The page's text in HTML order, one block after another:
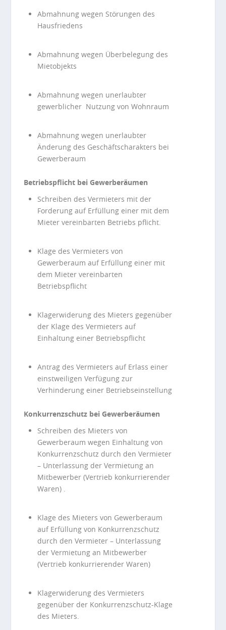
Abmahnung wegen Störungen des
Hausfriedens
Abmahnung wegen Überbelegung des
Mietobjekts
Abmahnung wegen unerlaubter
gewerblicher Nutzung von Wohnraum
Abmahnung wegen unerlaubter
Änderung des Geschäftscharakters bei
Gewerberaum
Betriebspflicht bei Gewerberäumen
Schreiben des Vermieters mit der
Forderung auf Erfüllung einer mit dem
Mieter vereinbarten Betriebs pflicht.
Klage des Vermieters von
Gewerberaum auf Erfüllung einer mit
dem Mieter vereinbarten
Betriebspflicht
Klagerwiderung des Mieters gegenüber
der Klage des Vermieters auf
Einhaltung einer Betriebspflicht
Antrag des Vermieters auf Erlass einer
einstweiligen Verfügung zur
Verhinderung einer Betriebseinstellung
Konkurrenzschutz bei Gewerberäumen
Schreiben des Mieters von
Gewerberaum wegen Einhaltung von
Konkurrenzschutz durch den Vermieter
– Unterlassung der Vermietung an
Mitbewerber (Vertrieb konkurrierender
Waren) .
Klage des Mieters von Gewerberaum
auf Erfüllung von Konkurrenzschutz
durch den Vermieter – Unterlassung
der Vermietung an Mitbewerber
(Vertrieb konkurrierender Waren)
Klagerwiderung des Vermieters
gegenüber der Konkurrenzschutz-Klage
des Mieters.